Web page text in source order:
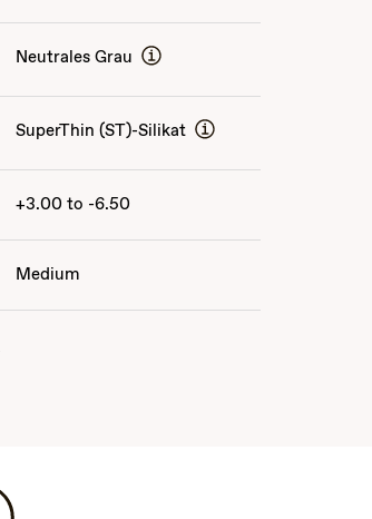
Neutrales Grau
SuperThin (ST)-Silikat
+3.00 to -6.50
Medium